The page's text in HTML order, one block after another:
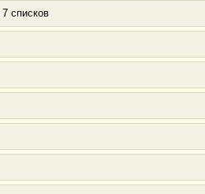
7 списков